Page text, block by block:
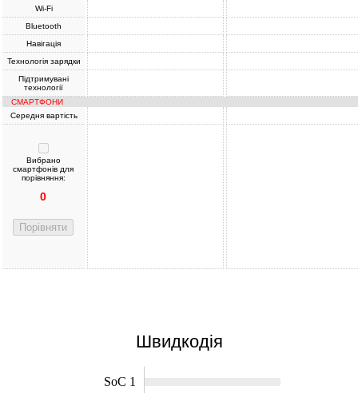
Wi-Fi
Bluetooth
Навігація
Технологія зарядки
Підтримувані
технології
СМАРТФОНИ
Середня вартість
Вибрано
смартфонів для
порівняння:
0
Порівняти
Швидкодія
SoC 1